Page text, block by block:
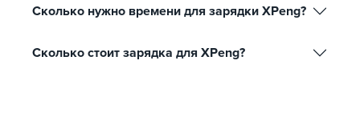
Сколько нужно времени для зарядки XPeng?
Сколько стоит зарядка для XPeng?